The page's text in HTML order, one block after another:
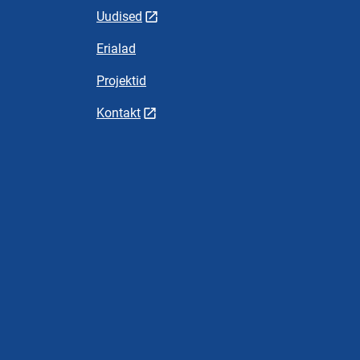
Uudised
Erialad
Projektid
Kontakt